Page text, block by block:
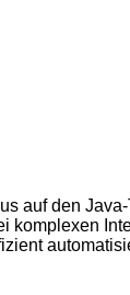
auf den
komplexen